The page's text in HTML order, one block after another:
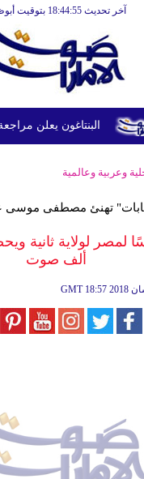
آخر تحديث 18:44:55 بتوقيت أبوظبي
البنتاغون يعلن مراجعة
وعربية وعالمية
تهنئ مصطفى
ألف صوت
GMT